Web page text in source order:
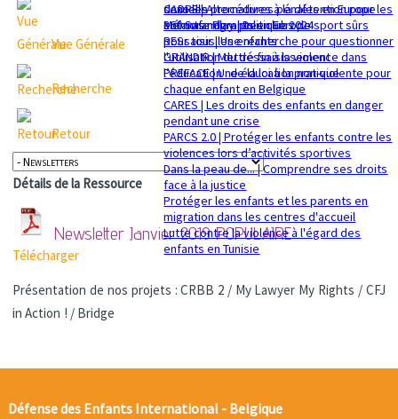
sexuelle
Mémorandum politique 2024
dans les procédures pénales en Europe
360 Safe Play | Des clubs de sport sûrs
pour tous les enfants
GRANDIR | Mettre fin à la violence dans
l’éducation : de la loi à la pratique
CADRE | Alternatives à la détention pour les
enfants migrants en Europe
RESsaisir | Une recherche pour questionner
l'utilisation du déssaisissement
PREFACE | Une éducation non-violente pour
chaque enfant en Belgique
CARES | Les droits des enfants en danger
pendant une crise
PARCS 2.0 | Protéger les enfants contre les
violences lors d’activités sportives
Dans la peau de... | Comprendre ses droits
face à la justice
Protéger les enfants et les parents en
migration dans les centres d'accueil
Lutte contre la violence à l'égard des
enfants en Tunisie
Vue Générale
Recherche
Retour
Détails de la Ressource
Newsletter Janvier 2019POPULAIRE
Télécharger
Présentation de nos projets : CRBB 2 / My Lawyer My Rights / CFJ
in Action ! / Bridge
Défense des Enfants International - Belgique